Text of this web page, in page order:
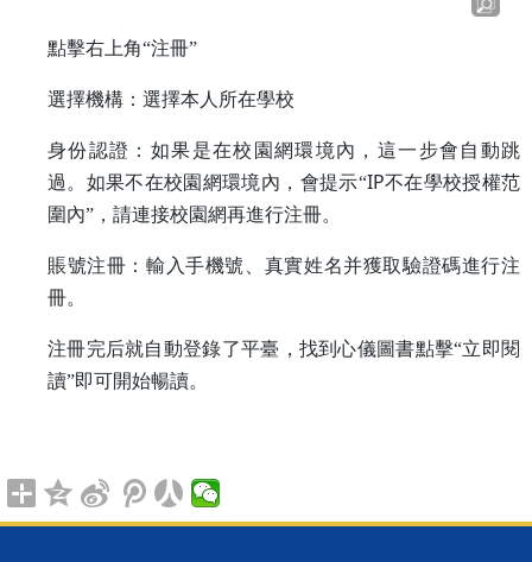
點擊右上角“注冊”
選擇機構：選擇本人所在學校
身份認證：如果是在校園網環境內，這一步會自動跳
過。如果不在校園網環境內，會提示“IP不在學校授權范
圍內”，請連接校園網再進行注冊。
賬號注冊：輸入手機號、真實姓名并獲取驗證碼進行注
冊。
注冊完后就自動登錄了平臺，找到心儀圖書點擊“立即閱
讀”即可開始暢讀。